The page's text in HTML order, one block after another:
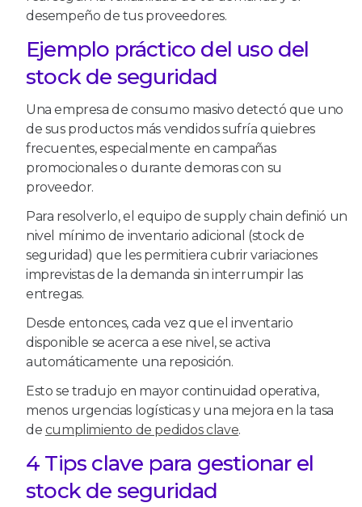
desempeño de tus proveedores.
Ejemplo práctico del uso del
stock de seguridad
Una empresa de consumo masivo detectó que uno
de sus productos más vendidos sufría quiebres
frecuentes, especialmente en campañas
promocionales o durante demoras con su
proveedor.
Para resolverlo, el equipo de supply chain definió un
nivel mínimo de inventario adicional (stock de
seguridad) que les permitiera cubrir variaciones
imprevistas de la demanda sin interrumpir las
entregas.
Desde entonces, cada vez que el inventario
disponible se acerca a ese nivel, se activa
automáticamente una reposición.
Esto se tradujo en mayor continuidad operativa,
menos urgencias logísticas y una mejora en la tasa
de cumplimiento de pedidos clave.
4 Tips clave para gestionar el
stock de seguridad